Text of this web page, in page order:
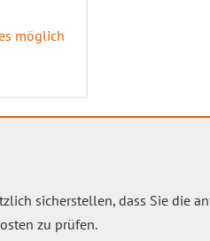
möglich
sicherstellen, dass Sie die
zu prüfen.